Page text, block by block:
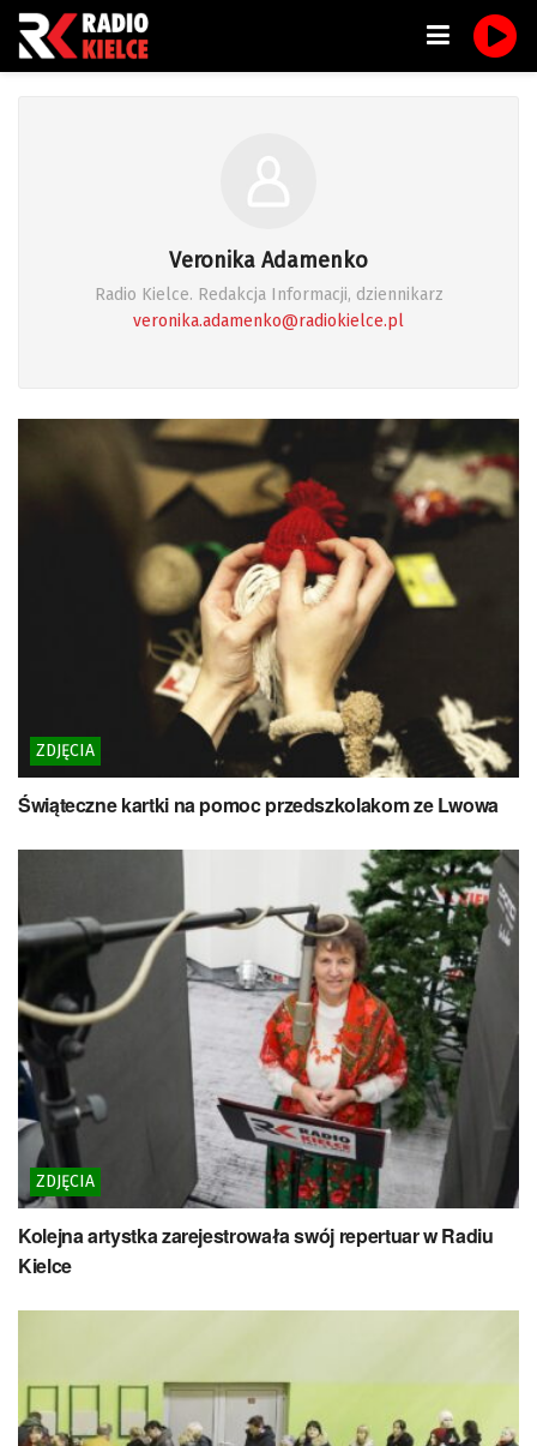
Veronika Adamenko
Radio Kielce. Redakcja Informacji, dziennikarz
veronika.adamenko@radiokielce.pl
ZDJĘCIA
Świąteczne kartki na pomoc przedszkolakom ze Lwowa
ZDJĘCIA
Kolejna artystka zarejestrowała swój repertuar w Radiu
Kielce